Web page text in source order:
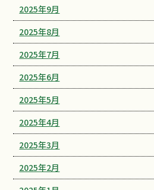
2025年9月
2025年8月
2025年7月
2025年6月
2025年5月
2025年4月
2025年3月
2025年2月